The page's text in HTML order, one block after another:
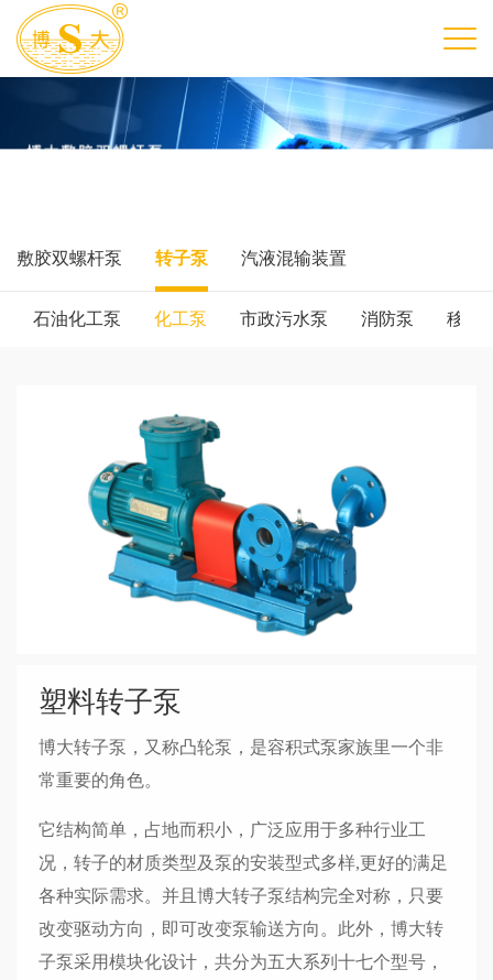
敷胶双螺杆泵 转子泵 汽液混输装置
石油化工泵 化工泵 市政污水泵 消防泵 移动
塑料转子泵
博大转子泵，又称凸轮泵，是容积式泵家族里一个非
常重要的角色。
它结构简单，占地而积小，广泛应用于多种行业工
况，转子的材质类型及泵的安装型式多样,更好的满足
各种实际需求。并且博大转子泵结构完全对称，只要
改变驱动方向，即可改变泵输送方向。此外，博大转
子泵采用模块化设计，共分为五大系列十七个型号，